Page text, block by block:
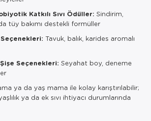
Katkılı Sıvı Ödüller: Sindirim,
da tüy bakımı destekli formüller
Tavuk, balık, karides aromalı
Seçenekleri: Seyahat boy, deneme
ya da yaş mama ile kolay karıştırılabilir;
ya da ek sıvı ihtiyacı durumlarında